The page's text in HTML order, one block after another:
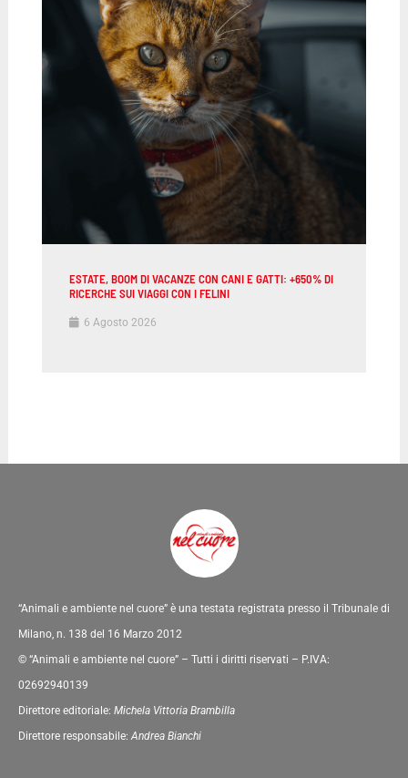
ESTATE, BOOM DI VACANZE CON CANI E GATTI: +650% DI
RICERCHE SUI VIAGGI CON I FELINI
6 Agosto 2026
“Animali e ambiente nel cuore” è una testata registrata presso il Tribunale di
Milano, n. 138 del 16 Marzo 2012
© “Animali e ambiente nel cuore” – Tutti i diritti riservati – P.IVA:
02692940139
Direttore editoriale: Michela Vittoria Brambilla
Direttore responsabile:Andrea Bianchi